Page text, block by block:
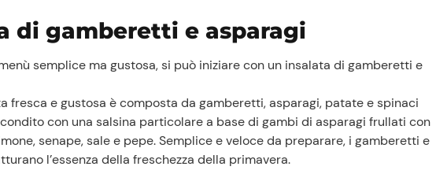
di gamberetti e asparagi
semplice ma gustosa, si può iniziare con un insalata di gamberetti e
fresca e gustosa è composta da gamberetti, asparagi, patate e spinaci
con una salsina particolare a base di gambi di asparagi frullati con
senape, sale e pepe. Semplice e veloce da preparare, i gamberetti e
l’essenza della freschezza della primavera.